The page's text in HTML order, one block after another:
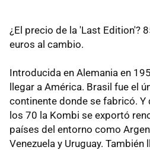
¿El precio de la 'Last Edition'?
euros al cambio.
Introducida en Alemania en
llegar a América. Brasil fue el
continente donde se fabricó. Y
los 70 la Kombi se exportó
países del entorno como
Venezuela y Uruguay. También